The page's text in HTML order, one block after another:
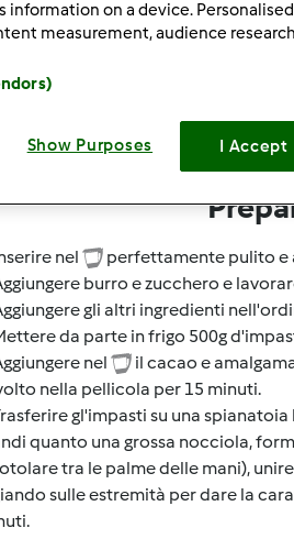
nel perfettamente pulito e
burro e zucchero e
gli altri ingredienti
da parte in frigo 500g
nel
il cacao e
nella pellicola per 15 minuti.
gl'impasti su una
quanto una grossa nocciola,
tra le palme delle mani),
sulle estremità per dare la
information on a device.
measurement, audience
Show Purposes I Accept